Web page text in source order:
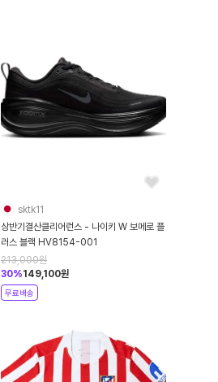
sktk11
상반기결산클리어런스 - 나이키 W 보메로 플
러스 블랙 HV8154-001
213,000원
30%149,100원
무료배송